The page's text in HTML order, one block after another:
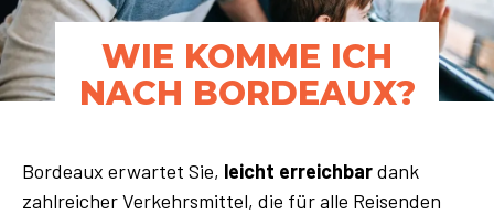
WIE KOMME ICH
NACH BORDEAUX?
Bordeaux erwartet Sie, leicht erreichbardank
zahlreicher Verkehrsmittel, die für alle Reisenden